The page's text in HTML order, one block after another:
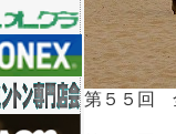
第５５回